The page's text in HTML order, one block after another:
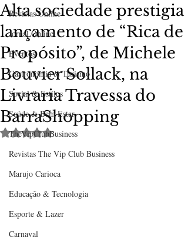
Revistas Online
Jornal Online
Eventos
Gastronomia & Turismo
Social & Estilos
Saúde & Bem Estar
TheVipClubBusiness
Revistas The Vip Club Business
Marujo Carioca
Educação & Tecnologia
Esporte & Lazer
Carnaval
Alta sociedade prestigia
lançamento de “Rica de
Propósito”, de Michele
Bouvier Sollack, na
Livraria Travessa do
BarraShopping
Avaliado com NaN de 5 estrelas.